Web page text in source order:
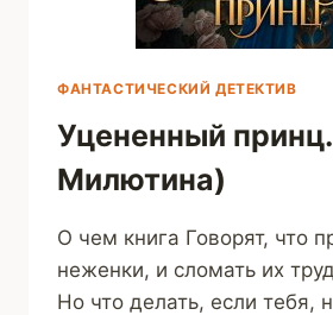
ФАНТАСТИЧЕСКИЙ ДЕТЕКТИВ
Уцененный
Милютина)
О чем книга Говорят, что
неженки, и сломать их
Но что делать, если тебя,